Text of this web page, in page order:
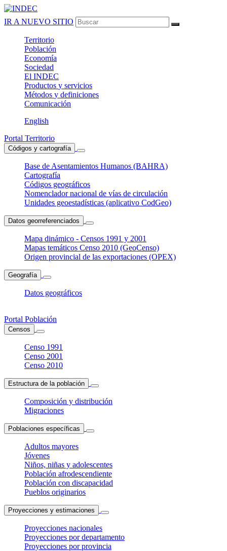
IR A NUEVO SITIO
Territorio
Población
Economía
Sociedad
El INDEC
Productos y servicios
Métodos y definiciones
Comunicación
English
Portal Territorio
Códigos y cartografía
Base de Asentamientos Humanos (BAHRA)
Cartografía
Códigos geográficos
Nomenclador nacional de vías de circulación
Unidades geoestadísticas (aplicativo CodGeo)
Datos georreferenciados
Mapa dinámico - Censos 1991 y 2001
Mapas temáticos Censo 2010 (GeoCenso)
Origen provincial de las exportaciones (OPEX)
Geografía
Datos geográficos
Portal Población
Censos
Censo 1991
Censo 2001
Censo 2010
Estructura de la población
Composición y distribución
Migraciones
Poblaciones específicas
Adultos mayores
Jóvenes
Niños, niñas y adolescentes
Población afrodescendiente
Población con discapacidad
Pueblos originarios
Proyecciones y estimaciones
Proyecciones nacionales
Proyecciones por departamento
Proyecciones por provincia